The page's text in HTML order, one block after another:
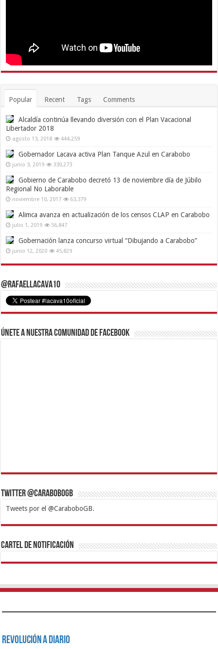
Popular Recent Tags Comments
Alcaldía continúa llevando diversión con el Plan Vacacional
Libertador 2018
agosto 13, 2018 444,259
Gobernador Lacava activa Plan Tanque Azul en Carabobo
junio 3, 2019 330,273
Gobierno de Carabobo decretó 13 de noviembre día de Júbilo
Regional No Laborable
noviembre 10, 2017 63,379
Alimca avanza en actualización de los censos CLAP en Carabobo
julio 1, 2019 56,847
Gobernación lanza concurso virtual “Dibujando a Carabobo”
junio 12, 2020 45,829
@RafaelLacava10
Únete a nuestra comunidad de Facebook
Twitter @CaraboboGB
Tweets por el @CaraboboGB.
1xbetBetturkeyBetistKralbetSupertotobetTipobetMatadorbetMariobet
https://mvbcasino.com/
Cartel de Notificación
Revolución a Diario